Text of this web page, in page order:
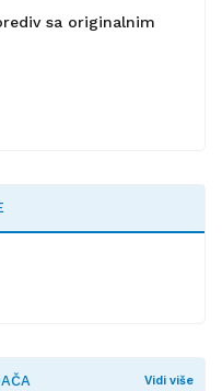
sa originalnim
Vidi više